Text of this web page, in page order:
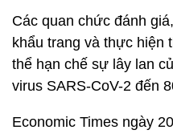
Các quan chức đánh
khẩu trang và thực hiện
thể hạn chế sự lây lan
virus SARS-CoV-2 đến
Economic Times ngày